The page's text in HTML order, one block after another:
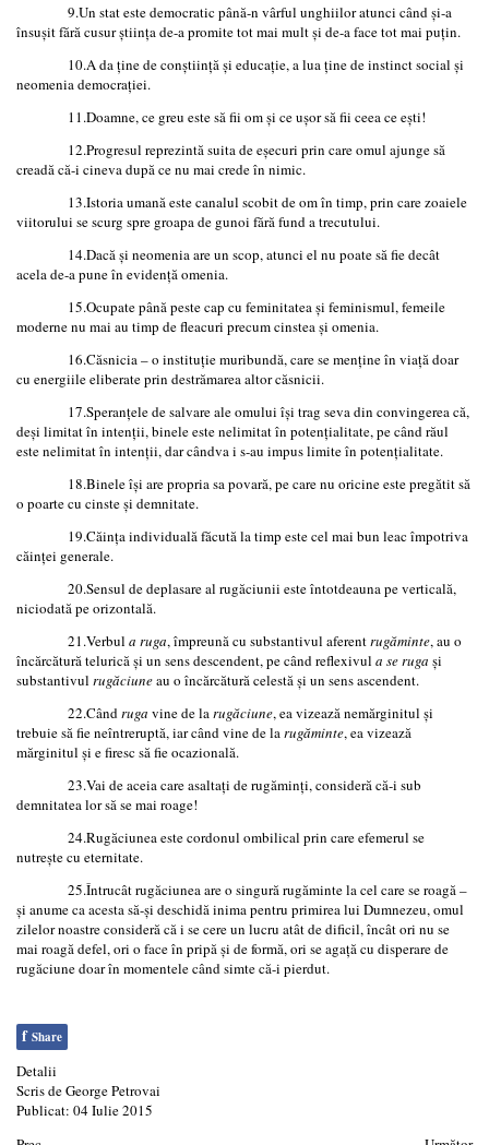
9.Un stat este democratic până-n vârful unghiilor atunci când şi-a
însuşit fără cusur ştiinţa de-a promite tot mai mult şi de-a face tot mai puţin.
10.A da ţine de conştiinţă şi educaţie, a lua ţine de instinct social şi
neomenia democraţiei.
11.Doamne, ce greu este să fii om şi ce uşor să fii ceea ce eşti!
12.Progresul reprezintă suita de eşecuri prin care omul ajunge să
creadă că-i cineva după ce nu mai crede în nimic.
13.Istoria umană este canalul scobit de om în timp, prin care zoaiele
viitorului se scurg spre groapa de gunoi fără fund a trecutului.
14.Dacă şi neomenia are un scop, atunci el nu poate să fie decât
acela de-a pune în evidenţă omenia.
15.Ocupate până peste cap cu feminitatea şi feminismul, femeile
moderne nu mai au timp de fleacuri precum cinstea şi omenia.
16.Căsnicia – o instituţie muribundă, care se menţine în viaţă doar
cu energiile eliberate prin destrămarea altor căsnicii.
17.Speranţele de salvare ale omului îşi trag seva din convingerea că,
deşi limitat în intenţii, binele este nelimitat în potenţialitate, pe când răul
este nelimitat în intenţii, dar cândva i s-au impus limite în potenţialitate.
18.Binele îşi are propria sa povară, pe care nu oricine este pregătit să
o poarte cu cinste şi demnitate.
19.Căinţa individuală făcută la timp este cel mai bun leac împotriva
căinţei generale.
20.Sensul de deplasare al rugăciunii este întotdeauna pe verticală,
niciodată pe orizontală.
21.Verbul a ruga, împreună cu substantivul aferentrugăminte, au o
încărcătură telurică şi un sens descendent, pe când reflexivul a se ruga şi
substantivul rugăciuneau o încărcătură celestă şi un sens ascendent.
22.Cândruga vine de larugăciune, ea vizează nemărginitul şi
trebuie să fie neîntreruptă, iar când vine de larugăminte, ea vizează
mărginitul şi e firesc să fie ocazională.
23.Vai de aceia care asaltaţi de rugăminţi, consideră că-i sub
demnitatea lor să se mai roage!
24.Rugăciunea este cordonul ombilical prin care efemerul se
nutreşte cu eternitate.
25.Întrucât rugăciunea are o singură rugăminte la cel care se roagă –
şi anume ca acesta să-şi deschidă inima pentru primirea lui Dumnezeu, omul
zilelor noastre consideră că i se cere un lucru atât de dificil, încât ori nu se
mai roagă defel, ori o face în pripă şi de formă, ori se agaţă cu disperare de
rugăciune doar în momentele când simte că-i pierdut.
f Share
Detalii
Scris deGeorge Petrovai
Publicat: 04 Iulie 2015